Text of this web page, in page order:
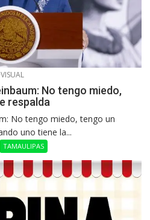
No tengo miedo,
respalda
No tengo miedo, tengo un
uno tiene la...
TAMAULIPAS